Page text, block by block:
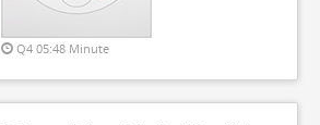
Q4 05:48 Minute